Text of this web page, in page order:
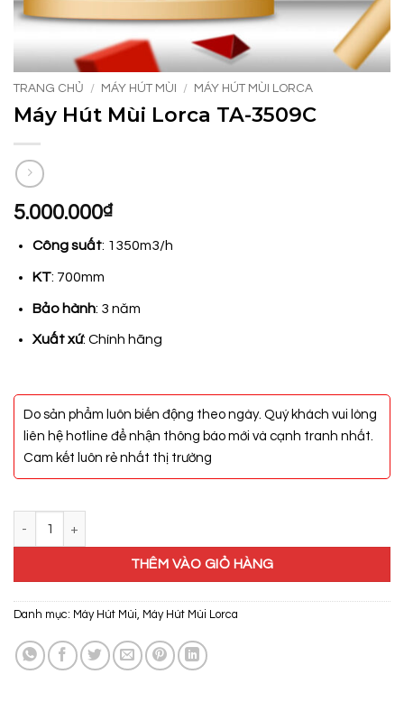
TRANG CHỦ / MÁY HÚT MÙI / MÁY HÚT MÙI LORCA
Máy Hút Mùi Lorca TA-3509C
5.000.000₫
Công suất: 1350m3/h
KT: 700mm
Bảo hành: 3 năm
Xuất xứ: Chính hãng
Do sản phẩm luôn biến động theo ngày. Quý khách vui lòng
liên hệ hotline để nhận thông báo mới và cạnh tranh nhất.
Cam kết luôn rẻ nhất thị trường
THÊM VÀO GIỎ HÀNG
Danh mục: Máy Hút Mùi, Máy Hút Mùi Lorca